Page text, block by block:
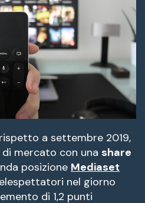
a settembre 2019,
mercato con una share
posizione Mediaset
nel giorno
di 1,2 punti